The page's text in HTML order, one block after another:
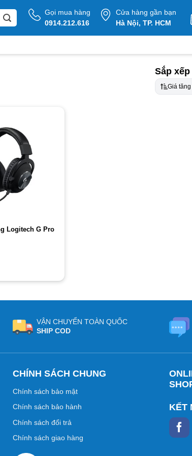
Gọi mua hàng
0914.212.616
Cửa hàng gần bạn
Hà Nội, TP. HCM
Sắp
Giá tăng
Logitech G Pro
VẬN CHUYỂN TOÀN QUỐC
SHIP COD
CHÍNH SÁCH CHUNG
Chính sách bảo mật
Chính sách bảo hành
Chính sách đổi trả
Chính sách giao hàng
KẾT